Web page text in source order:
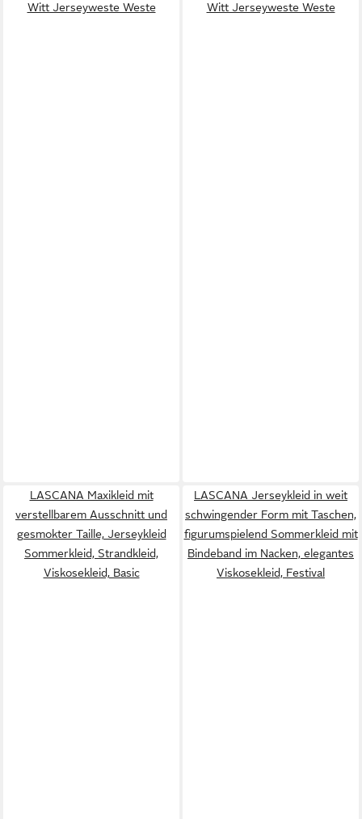
Witt Jerseyweste Weste Witt Jerseyweste Weste
LASCANA Maxikleid mit
verstellbarem Ausschnitt und
gesmokter Taille, Jerseykleid
Sommerkleid, Strandkleid,
Viskosekleid, Basic
LASCANA Jerseykleid in weit
schwingender Form mit Taschen,
figurumspielend Sommerkleid mit
Bindeband im Nacken, elegantes
Viskosekleid, Festival